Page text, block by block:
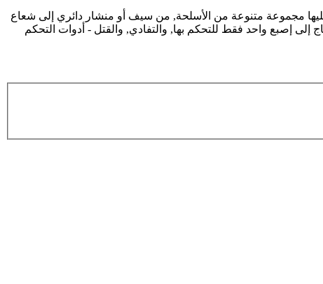
مجموعة متنوعة من الأسلحة, من سيف أو منشار دائري إلى شعاع
إصبع واحد فقط للتحكم بها, والتفادي, والقتل - أدوات التحكم